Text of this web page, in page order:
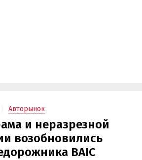
Авторынок
и неразрезной
возобновились
BAIC